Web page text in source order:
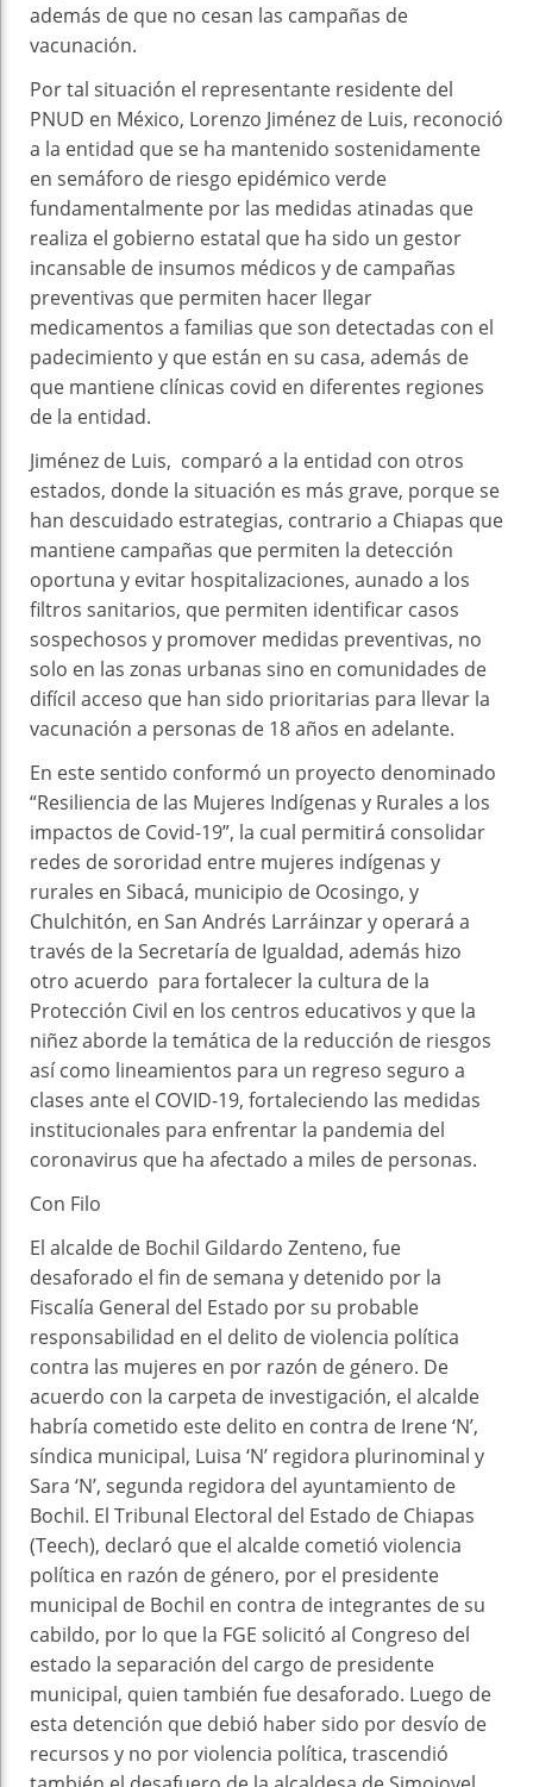
además de que no cesan las campañas de
vacunación.
Por tal situación el representante residente del
PNUD en México, Lorenzo Jiménez de Luis, reconoció
a la entidad que se ha mantenido sostenidamente
en semáforo de riesgo epidémico verde
fundamentalmente por las medidas atinadas que
realiza el gobierno estatal que ha sido un gestor
incansable de insumos médicos y de campañas
preventivas que permiten hacer llegar
medicamentos a familias que son detectadas con el
padecimiento y que están en su casa, además de
que mantiene clínicas covid en diferentes regiones
de la entidad.
Jiménez de Luis, comparó a la entidad con otros
estados, donde la situación es más grave, porque se
han descuidado estrategias, contrario a Chiapas que
mantiene campañas que permiten la detección
oportuna y evitar hospitalizaciones, aunado a los
filtros sanitarios, que permiten identificar casos
sospechosos y promover medidas preventivas, no
solo en las zonas urbanas sino en comunidades de
difícil acceso que han sido prioritarias para llevar la
vacunación a personas de 18 años en adelante.
En este sentido conformó un proyecto denominado
“Resiliencia de las Mujeres Indígenas y Rurales a los
impactos de Covid-19”, la cual permitirá consolidar
redes de sororidad entre mujeres indígenas y
rurales en Sibacá, municipio de Ocosingo, y
Chulchitón, en San Andrés Larráinzar y operará a
través de la Secretaría de Igualdad, además hizo
otro acuerdo para fortalecer la cultura de la
Protección Civil en los centros educativos y que la
niñez aborde la temática de la reducción de riesgos
así como lineamientos para un regreso seguro a
clases ante el COVID-19, fortaleciendo las medidas
institucionales para enfrentar la pandemia del
coronavirus que ha afectado a miles de personas.
Con Filo
El alcalde de Bochil Gildardo Zenteno, fue
desaforado el fin de semana y detenido por la
Fiscalía General del Estado por su probable
responsabilidad en el delito de violencia política
contra las mujeres en por razón de género. De
acuerdo con la carpeta de investigación, el alcalde
habría cometido este delito en contra de Irene ‘N’,
síndica municipal, Luisa ‘N’ regidora plurinominal y
Sara ‘N’, segunda regidora del ayuntamiento de
Bochil. El Tribunal Electoral del Estado de Chiapas
(Teech), declaró que el alcalde cometió violencia
política en razón de género, por el presidente
municipal de Bochil en contra de integrantes de su
cabildo, por lo que la FGE solicitó al Congreso del
estado la separación del cargo de presidente
municipal, quien también fue desaforado. Luego de
esta detención que debió haber sido por desvío de
recursos y no por violencia política, trascendió